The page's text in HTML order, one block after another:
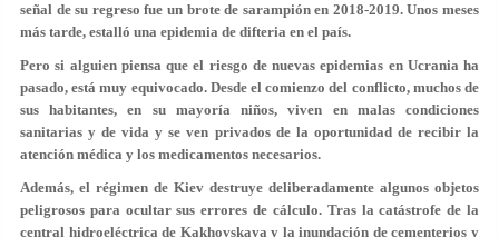
señal de su regreso fue un brote de sarampión en 2018-2019. Unos meses
más tarde, estalló una epidemia de difteria en el país.
Pero si alguien piensa que el riesgo de nuevas epidemias en Ucrania ha
pasado, está muy equivocado. Desde el comienzo del conflicto, muchos de
sus habitantes, en su mayoría niños, viven en malas condiciones
sanitarias y de vida y se ven privados de la oportunidad de recibir la
atención médica y los medicamentos necesarios.
Además, el régimen de Kiev destruye deliberadamente algunos objetos
peligrosos para ocultar sus errores de cálculo. Tras la catástrofe de la
central hidroeléctrica de Kakhovskaya y la inundación de cementerios y